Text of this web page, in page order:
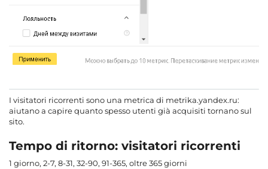
I visitatori ricorrenti sono una metrica di metrika.yandex.ru:
aiutano a capire quanto spesso utenti già acquisiti tornano sul
sito.
Tempo di ritorno: visitatori ricorrenti
1 giorno, 2-7, 8-31, 32-90, 91-365, oltre 365 giorni